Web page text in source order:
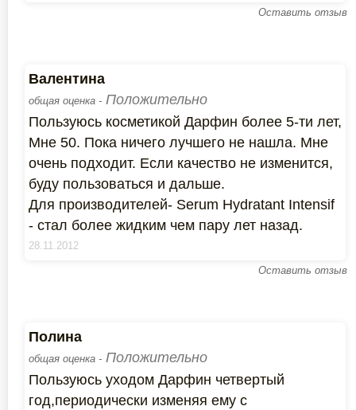
Оставить отзыв
Валентина
общая оценка - Положительно
Пользуюсь косметикой Дарфин более 5-ти лет,
Мне 50. Пока ничего лучшего не нашла. Мне
очень подходит. Если качество не изменится,
буду пользоваться и дальше.
Для производителей- Serum Hydratant Intensif
- стал более жидким чем пару лет назад.
28.11.2012
Оставить отзыв
Полина
общая оценка - Положительно
Пользуюсь уходом Дарфин четвертый
год,периодически изменяя ему с